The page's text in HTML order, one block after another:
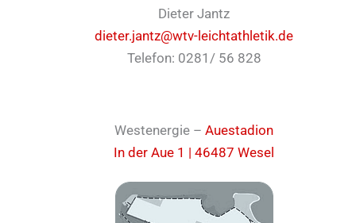
Dieter Jantz
dieter.jantz@wtv-leichtathletik.de
Telefon: 0281/ 56 828
Westenergie – Auestadion
In der Aue 1 | 46487 Wesel